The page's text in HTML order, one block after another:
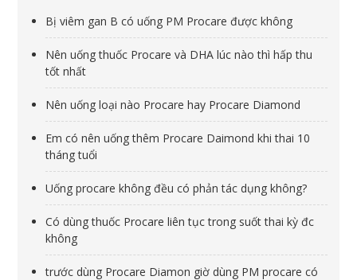
Bị viêm gan B có uống PM Procare được không
Nên uống thuốc Procare và DHA lúc nào thì hấp thu
tốt nhất
Nên uống loại nào Procare hay Procare Diamond
Em có nên uống thêm Procare Daimond khi thai 10
tháng tuổi
Uống procare không đều có phản tác dụng không?
Có dùng thuốc Procare liên tục trong suốt thai kỳ đc
không
trước dùng Procare Diamon giờ dùng PM procare có